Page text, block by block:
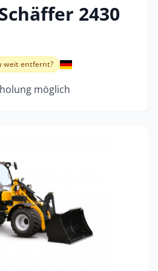
2430
weit entfernt?
möglich